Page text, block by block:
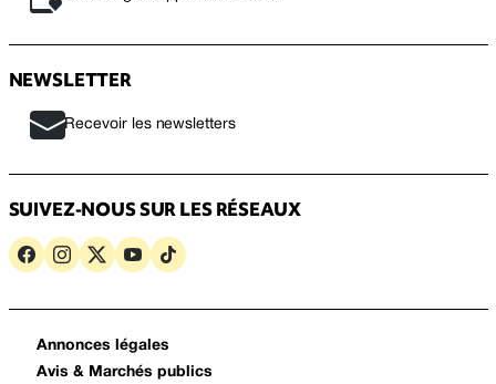
NEWSLETTER
Recevoir les newsletters
SUIVEZ-NOUS SUR LES RÉSEAUX
Annonces légales
Avis & Marchés publics